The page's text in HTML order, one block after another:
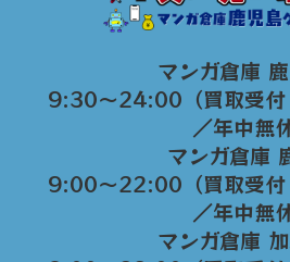
マンガ倉庫
9:30～24:00（買取受付
／年中無
マンガ倉庫
9:00～22:00（買取受付
／年中無
マンガ倉庫